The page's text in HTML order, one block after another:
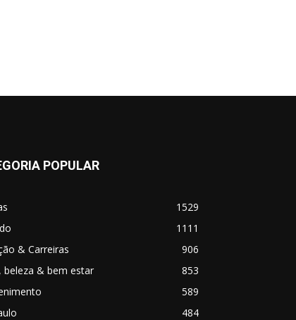
POPULAR
1529
1111
& Carreiras
906
beleza & bem estar
853
589
484